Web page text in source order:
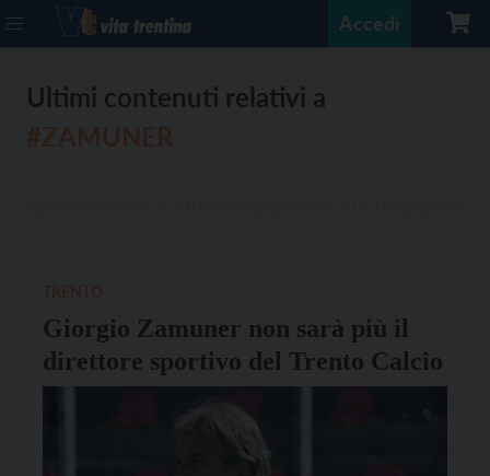
Accedi
Ultimi contenuti relativi a
Giorgio Zamuner non sarà più il
direttore sportivo del Trento Calcio